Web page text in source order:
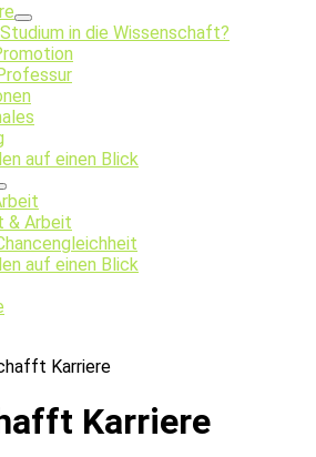
in die Wissenschaft?
auf einen Blick
& Arbeit
auf einen Blick
Karriere
Karriere